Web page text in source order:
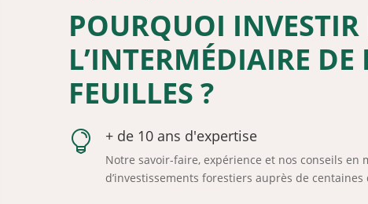
POURQUOI INVESTIR
L’INTERMÉDIAIRE DE
FEUILLES ?
 + de 10 ans d'expertise
Notre savoir-faire, expérience et nos conseils en
d’investissements forestiers auprès de centaines